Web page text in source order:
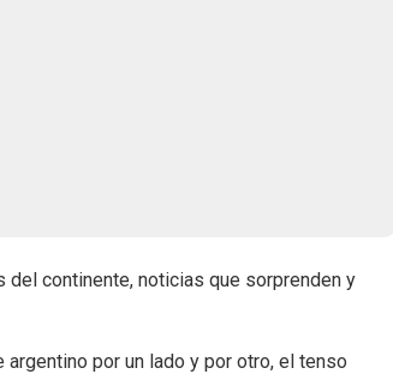
continente, noticias que sorprenden y
por un lado y por otro, el tenso